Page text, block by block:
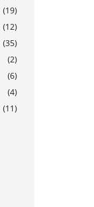
(19)
(12)
(35)
(2)
(6)
(4)
(11)